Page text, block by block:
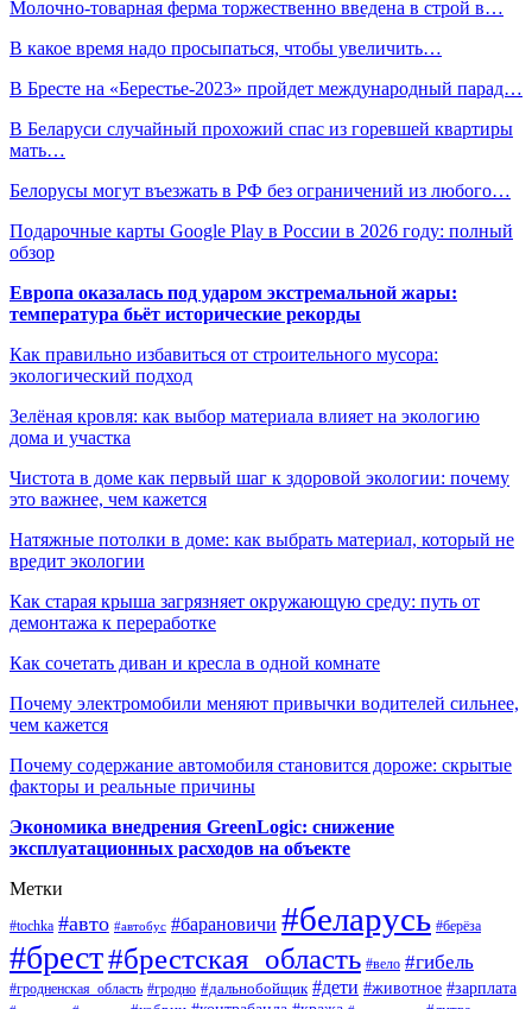
Молочно-товарная ферма торжественно введена в строй в…
В какое время надо просыпаться, чтобы увеличить…
В Бресте на «Берестье-2023» пройдет международный парад…
В Беларуси случайный прохожий спас из горевшей квартиры
мать…
Белорусы могут въезжать в РФ без ограничений из любого…
Подарочные карты Google Play в России в 2026 году: полный
обзор
Европа оказалась под ударом экстремальной жары:
температура бьёт исторические рекорды
Как правильно избавиться от строительного мусора:
экологический подход
Зелёная кровля: как выбор материала влияет на экологию
дома и участка
Чистота в доме как первый шаг к здоровой экологии: почему
это важнее, чем кажется
Натяжные потолки в доме: как выбрать материал, который не
вредит экологии
Как старая крыша загрязняет окружающую среду: путь от
демонтажа к переработке
Как сочетать диван и кресла в одной комнате
Почему электромобили меняют привычки водителей сильнее,
чем кажется
Почему содержание автомобиля становится дороже: скрытые
факторы и реальные причины
Экономика внедрения GreenLogic: снижение
эксплуатационных расходов на объекте
Метки
#tochka #авто #автобус #барановичи #беларусь #берёза
#брест#брестская_область #вело #гибель
#гродненская_область #гродно #дальнобойщик #дети #животное #зарплата